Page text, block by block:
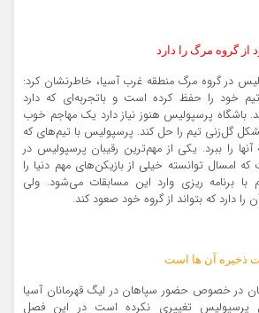
از گروه مرگ را دارد
در گروه مرگ منطقه غرب آسیا، خاطرنشان کرد:
خود را حفظ کرده است و باتجربه‌ای که دارد
باشگاه پرسپولیس هنوز نیاز دارد یک مهاجم خوب
گل‌زنی تیم را حل کند. پرسپولیس با تیم‌های که
آنها را ببرد. یکی از مهم‌ترین رقیبان پرسپولیس در
امسال توانسته خیلی از بازیکن‌های مهم دنیا را
برنامه ریزی وارد این مسابقات می‌شود. ولی
دارد که بتواند از گروه خود صعود کند.
ذخیره آن ها است
در خصوص حضور سپاهان در لیگ قهرمانان آسیا
تغییری نکرده است در این فصل